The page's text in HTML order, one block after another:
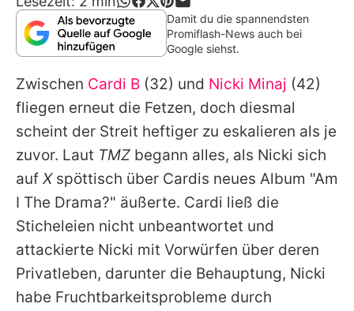
Lifestyle
Familie & Liebe
Alle Themen auf Promiflash
Jobs
App runterladen
Team
Redaktionelle Richtlinien
Impressum
Damit du die spannendsten
Promiflash-News auch bei
Google siehst.
Zwischen Cardi B (32) und Nicki Minaj (42)
fliegen erneut die Fetzen, doch diesmal
scheint der Streit heftiger zu eskalieren als je
zuvor. Laut TMZ begann alles, als Nicki sich
auf Xspöttisch über Cardis neues Album "Am
I The Drama?" äußerte. Cardi ließ die
Sticheleien nicht unbeantwortet und
attackierte Nicki mit Vorwürfen über deren
Privatleben, darunter die Behauptung, Nicki
habe Fruchtbarkeitsprobleme durch